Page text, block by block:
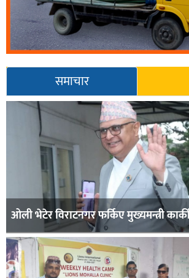
समाचार
ओली भेटेर विराटनगर फर्किए मुख्यमन्त्री